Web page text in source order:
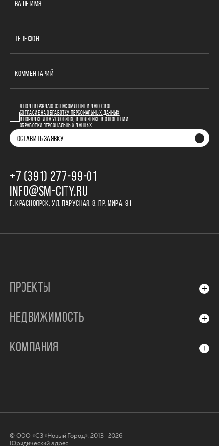
ВАШЕ ИМЯ
ТЕЛЕФОН
КОММЕНТАРИЙ
Я ПОДТВЕРЖДАЮ ОЗНАКОМЛЕНИЕ И ДАЮ СВОЕ
СОГЛАСИЕ НА ОБРАБОТКУ ПЕРСОНАЛЬНЫХ ДАННЫХ
В ПОРЯДКЕ И НА УСЛОВИЯХ, В
ПОЛИТИКЕ В ОТНОШЕНИИ
ОБРАБОТКИ ПЕРСОНАЛЬНЫХ ДАННЫХ
ОСТАВИТЬ ЗАЯВКУ
+7 (391) 277‒99‒01
INFO@SM-CITY.RU
Г. КРАСНОЯРСК, УЛ. ПАРУСНАЯ, 8, ПР. МИРА, 91
ПРОЕКТЫ
НЕДВИЖИМОСТЬ
КОМПАНИЯ
© ООО «СЗ «Новый Город», 2013- 2026
Юридический адрес: